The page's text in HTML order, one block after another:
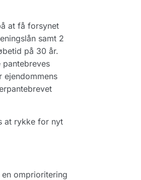
at få forsynet
samt 2
på 30 år.
ejendommens
at rykke for nyt
omprioritering